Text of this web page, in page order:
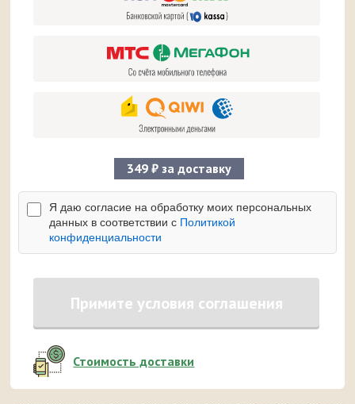
349 ₽ за доставку
Я даю согласие на обработку моих персональных
данных в соответствии с Политикой
конфиденциальности
Примите условия соглашения
Стоимость доставки